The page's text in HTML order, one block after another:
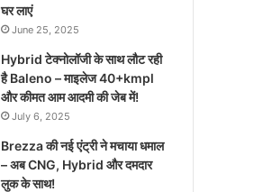
घर लाएं
June 25, 2025
Hybrid टेक्नोलॉजी के साथ लौट रही
है Baleno – माइलेज 40+kmpl
और कीमत आम आदमी की जेब में!
July 6, 2025
Brezza की नई एंट्री ने मचाया धमाल
– अब CNG, Hybrid और दमदार
लुक के साथ!